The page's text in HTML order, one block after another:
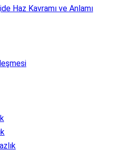
Haz Kavramı ve Anlamı